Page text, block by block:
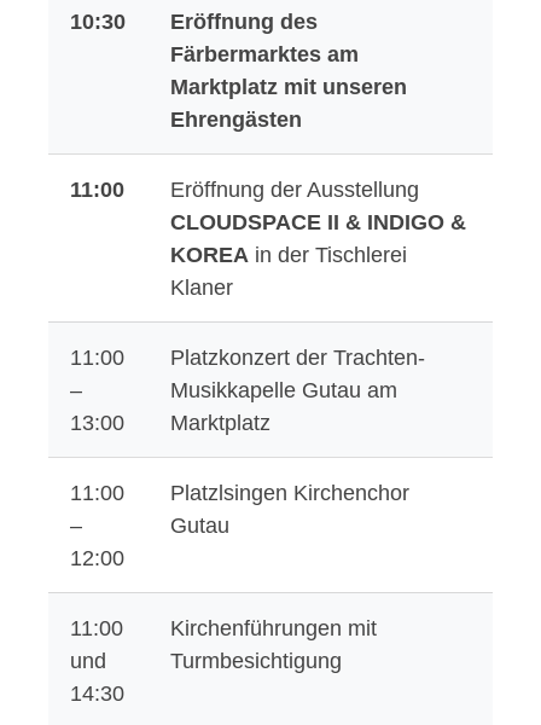
10:30
Eröffnung des
Färbermarktes am
Marktplatz mit unseren
Ehrengästen
11:00
Eröffnung der Ausstellung
CLOUDSPACE II & INDIGO &
KOREA in der Tischlerei
Klaner
11:00
–
13:00
Platzkonzert der Trachten-
Musikkapelle Gutau am
Marktplatz
11:00
–
12:00
Platzlsingen Kirchenchor
Gutau
11:00
und
14:30
Kirchenführungen mit
Turmbesichtigung